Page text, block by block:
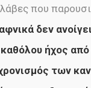
που
δεν ανοίγει
ήχος
των